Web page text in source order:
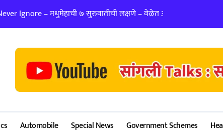
Ignore – मधुमेहाची ७ सुरुवातीची लक्षणे – वेळेत ओळखा, आरोग्य जपा
लग्न ठरवताना
Automobile Special News Government Schemes